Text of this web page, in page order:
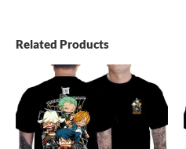
Related Products